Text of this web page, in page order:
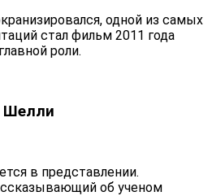
одной из самых
стал фильм 2011 года
роли.
Шелли
в представлении.
об ученом